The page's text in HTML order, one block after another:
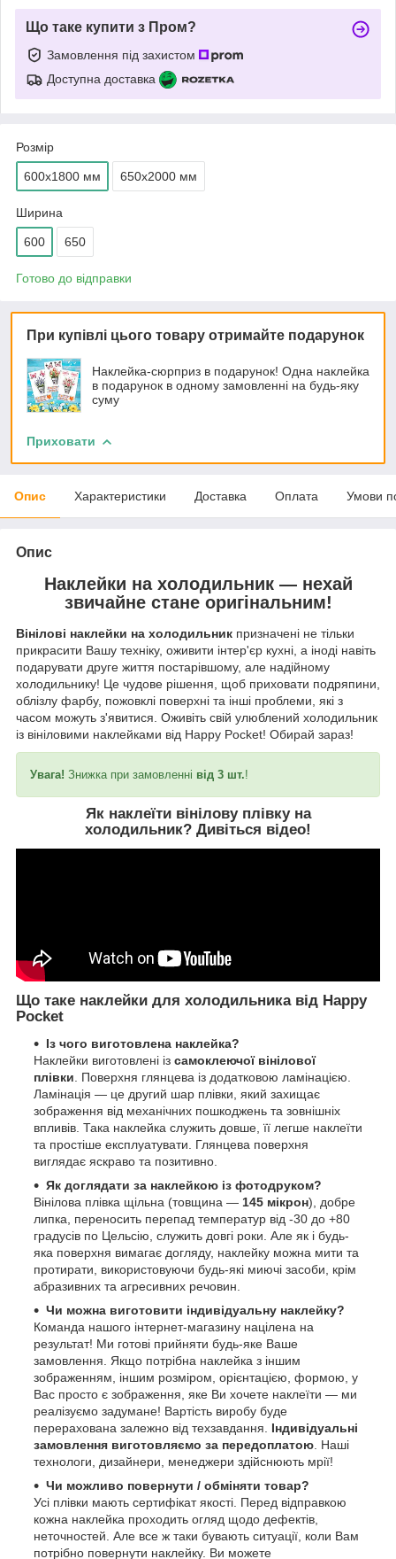
Що таке купити з Пром?
Замовлення під захистом
Доступна доставка
Розмір
600х1800 мм 650х2000 мм
Ширина
600 650
Готово до відправки
При купівлі цього товару отримайте подарунок
Наклейка-сюрприз в подарунок! Одна наклейка
в подарунок в одному замовленні на будь-яку
суму
Приховати
Опис Характеристики Доставка Оплата Умови
Опис
Наклейки на холодильник — нехай
звичайне стане оригінальним!
Вінілові наклейки на холодильник призначені не тільки
прикрасити Вашу техніку, оживити інтер'єр кухні, а іноді навіть
подарувати друге життя постарівшому, але надійному
холодильнику! Це чудове рішення, щоб приховати подряпини,
облізлу фарбу, пожовклі поверхні та інші проблеми, які з
часом можуть з'явитися. Оживіть свій улюблений холодильник
із вініловими наклейками від Happy Pocket! Обирай зараз!
Увага! Знижка при замовленні від 3 шт.!
Як наклеїти вінілову плівку на
холодильник? Дивіться відео!
Що таке наклейки для холодильника від Happy
Pocket
Із чого виготовлена наклейка?
Наклейки виготовлені із самоклеючої вінілової
плівки . Поверхня глянцева із додатковою ламінацією.
Ламінація — це другий шар плівки, який захищає
зображення від механічних пошкоджень та зовнішніх
впливів. Така наклейка служить довше, її легше наклеїти
та простіше експлуатувати. Глянцева поверхня
виглядає яскраво та позитивно.
Як доглядати за наклейкою із фотодруком?
Вінілова плівка щільна (товщина — 145 мікрон), добре
липка, переносить перепад температур від -30 до +80
градусів по Цельсію, служить довгі роки. Але як і будь-
яка поверхня вимагає догляду, наклейку можна мити та
протирати, використовуючи будь-які миючі засоби, крім
абразивних та агресивних речовин.
Чи можна виготовити індивідуальну наклейку?
Команда нашого інтернет-магазину націлена на
результат! Ми готові прийняти будь-яке Ваше
замовлення. Якщо потрібна наклейка з іншим
зображенням, іншим розміром, орієнтацією, формою, у
Вас просто є зображення, яке Ви хочете наклеїти — ми
реалізуємо задумане! Вартість виробу буде
перерахована залежно від техзавдання. Індивідуальні
замовлення виготовляємо за передоплатою . Наші
технологи, дизайнери, менеджери здійснюють мрії!
Чи можливо повернути / обміняти товар?
Усі плівки мають сертифікат якості. Перед відправкою
кожна наклейка проходить огляд щодо дефектів,
неточностей. Але все ж таки бувають ситуації, коли Вам
потрібно повернути наклейку. Ви можете